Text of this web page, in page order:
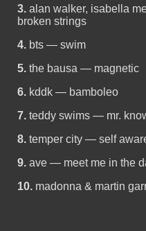
3. alan walker, isabella
broken strings
4. bts — swim
5. the bausa — magnetic
6. kddk — bamboleo
7. teddy swims — mr.
8. temper city — self
9. ave — meet me in the
10. madonna & martin